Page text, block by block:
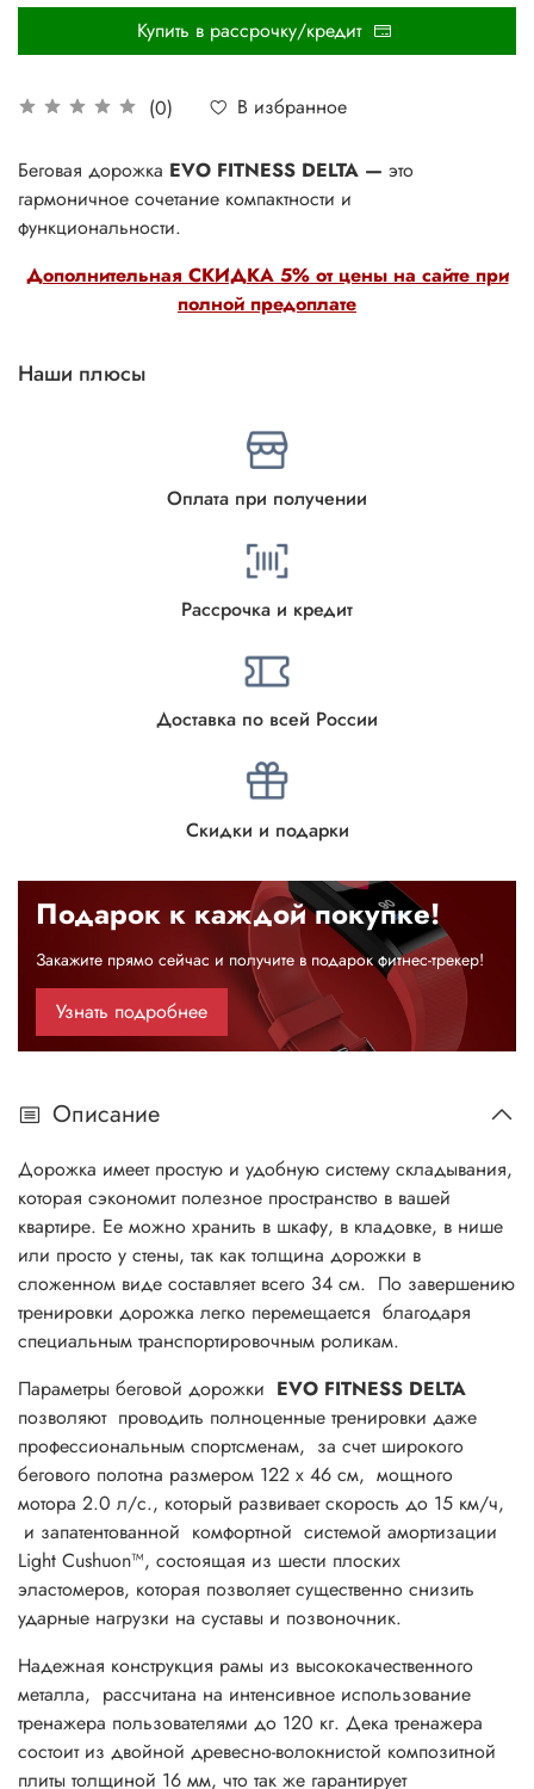
(0) В избранное
Купить в рассрочку/кредит
Дополнительная СКИДКА 5% от цены на сайте при
полной предоплате
Беговая дорожка EVO FITNESS DELTA — это
гармоничное сочетание компактности и
функциональности.
Наши плюсы
Оплата при получении
Рассрочка и кредит
Доставка по всей России
Скидки и подарки
Подарок к каждой покупке!
Закажите прямо сейчас и получите в подарок фитнес-трекер!
Узнать подробнее
Описание
Дорожка имеет простую и удобную систему складывания,
которая сэкономит полезное пространство в вашей
квартире. Ее можно хранить в шкафу, в кладовке, в нише
или просто у стены, так как толщина дорожки в
сложенном виде составляет всего 34 см. По завершению
тренировки дорожка легко перемещается благодаря
специальным транспортировочным роликам.
Параметры беговой дорожки EVO FITNESS DELTA
позволяют проводить полноценные тренировки даже
профессиональным спортсменам, за счет широкого
бегового полотна размером 122 х 46 см, мощного
мотора 2.0 л/с., который развивает скорость до 15 км/ч,
и запатентованной комфортной системой амортизации
Light Cushuon™, состоящая из шести плоских
эластомеров, которая позволяет существенно снизить
ударные нагрузки на суставы и позвоночник.
Надежная конструкция рамы из высококачественного
металла, рассчитана на интенсивное использование
тренажера пользователями до 120 кг. Дека тренажера
состоит из двойной древесно-волокнистой композитной
плиты толщиной 16 мм, что так же гарантирует